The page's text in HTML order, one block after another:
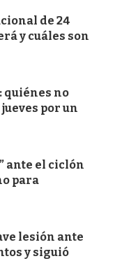
de 24
y cuáles son
quiénes no
por un
ante el ciclón
para
lesión ante
y siguió